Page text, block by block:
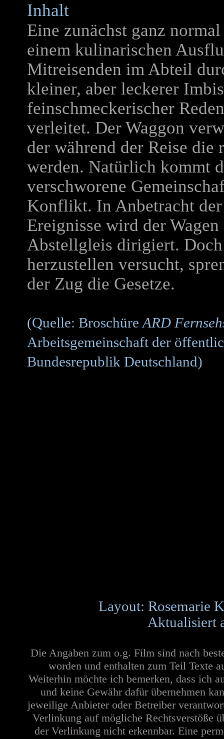
Inhalt
Eine zunächst ganz
einem kulinarischen
Mitreisenden im Abteil
kleiner, aber leckerer
feinschmeckerischer
verleitet. Der Waggon
der während der Reise die
werden. Natürlich kommt
verschworene
Konflikt. In Anbetracht
Ereignisse wird der
Abstellgleis dirigiert.
herzustellen versucht,
der Zug die Gesetze.
(Quelle: Broschüre ARD
Arbeitsgemeinschaft der
Bundesrepublik Deutschland)
Layout: Rosemarie
Aktualisiert
Die Angaben zum o.g. Film sind nach
worden und enthalten zum Teil Texte
Weiterhin möchte ich bemerken, dass ich
und keine Gewähr dafür übernehmen
jeweilige Anbieter oder Betreiber
Verlinkung auf mögliche Rechtsverstöße
der Verlinkung nicht erkennbar. Eine